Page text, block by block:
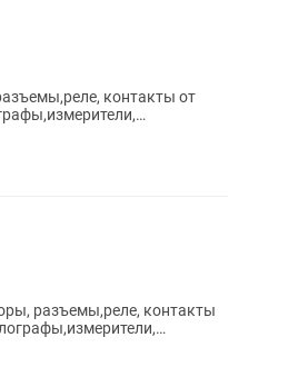
контакты от
разъемы,реле, контакты